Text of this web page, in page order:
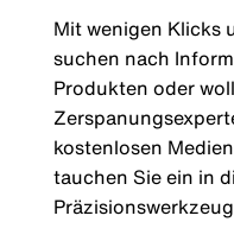
Mit wenigen Klicks
suchen nach
Produkten oder
kostenlosen
tauchen Sie ein in